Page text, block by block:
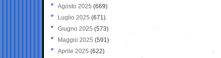
Agosto 2025 (669)
Luglio 2025 (671)
Giugno 2025 (573)
Maggio 2025 (591)
Aprile 2025 (622)